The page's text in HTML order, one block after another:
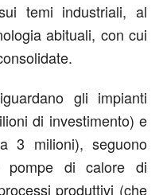
temi industriali, al
abituali, con cui
gli impianti
di investimento) e
3 milioni), seguono
pompe di calore di
produttivi (che